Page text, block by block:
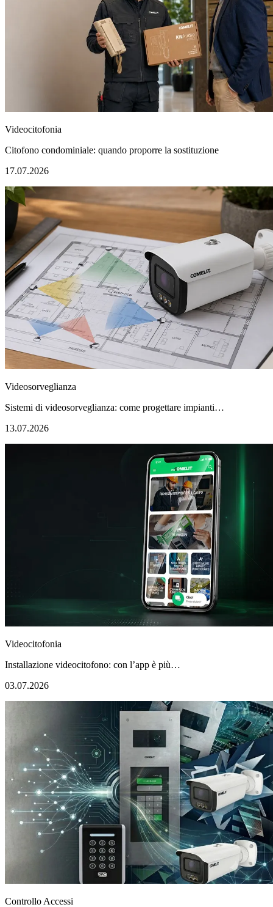
Videocitofonia
Citofono condominiale: quando proporre la sostituzione
17.07.2026
Videosorveglianza
Sistemi di videosorveglianza: come progettare impianti…
13.07.2026
Videocitofonia
Installazione videocitofono: con l’app è più…
03.07.2026
Controllo Accessi